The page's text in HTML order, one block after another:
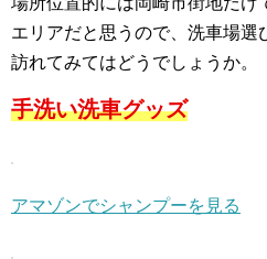
エリアだと思うので、洗車場選
訪れてみてはどうでしょうか。
手洗い洗車グッズ
アマゾンでシャンプーを見る